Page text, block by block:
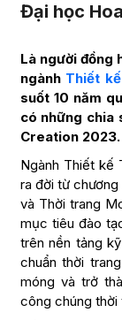
Đại học
Là người đồng
ngành Thiết
suốt 10 năm
có những chia
Creation 2023.
Ngành Thiết kế
ra đời từ
và Thời trang
mục tiêu đào
trên nền tảng
chuẩn thời
móng và trở
công chúng thời